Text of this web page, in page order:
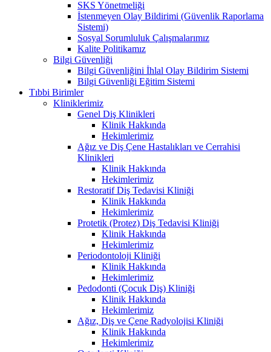
SKS Yönetmeliği
İstenmeyen Olay Bildirimi (Güvenlik Raporlama
Sistemi)
Sosyal Sorumluluk Çalışmalarımız
Kalite Politikamız
Bilgi Güvenliği
Bilgi Güvenliğini İhlal Olay Bildirim Sistemi
Bilgi Güvenliği Eğitim Sistemi
Tıbbi Birimler
Kliniklerimiz
Genel Diş Klinikleri
Klinik Hakkında
Hekimlerimiz
Ağız ve Diş Çene Hastalıkları ve Cerrahisi
Klinikleri
Klinik Hakkında
Hekimlerimiz
Restoratif Diş Tedavisi Kliniği
Klinik Hakkında
Hekimlerimiz
Protetik (Protez) Diş Tedavisi Kliniği
Klinik Hakkında
Hekimlerimiz
Periodontoloji Kliniği
Klinik Hakkında
Hekimlerimiz
Pedodonti (Çocuk Diş) Kliniği
Klinik Hakkında
Hekimlerimiz
Ağız, Diş ve Çene Radyolojisi Kliniği
Klinik Hakkında
Hekimlerimiz